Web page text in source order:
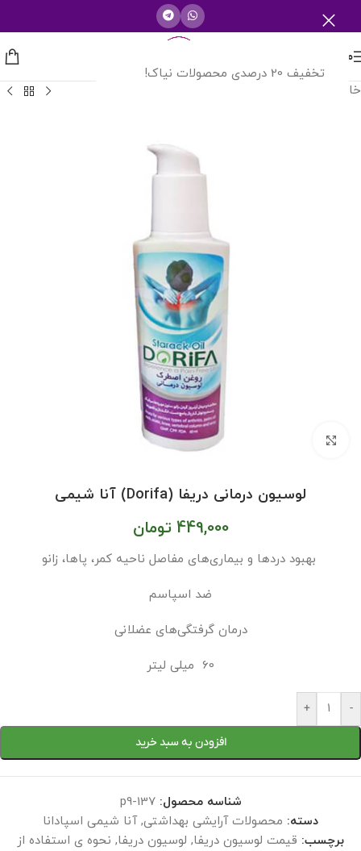
تخفیف 20 درصدی محصولات نیاک!
منو
خانه
لوسیون درمانی دریفا (Dorifa) آنا شیمی
449,000 تومان
بهبود دردها و بیماری‌های مفاصل ناحیه کمر، پاها، زانو
ضد اسپاسم
درمان گرفتگی‌های عضلانی
60 میلی لیتر
-
+
افزودن به سبد خرید
شناسه محصول:p9-137
دسته: محصولات آرایشی بهداشتی, آنا شیمی اسپادانا
برچسب: قیمت لوسیون دریفا, لوسیون دریفا, نحوه ی استفاده از